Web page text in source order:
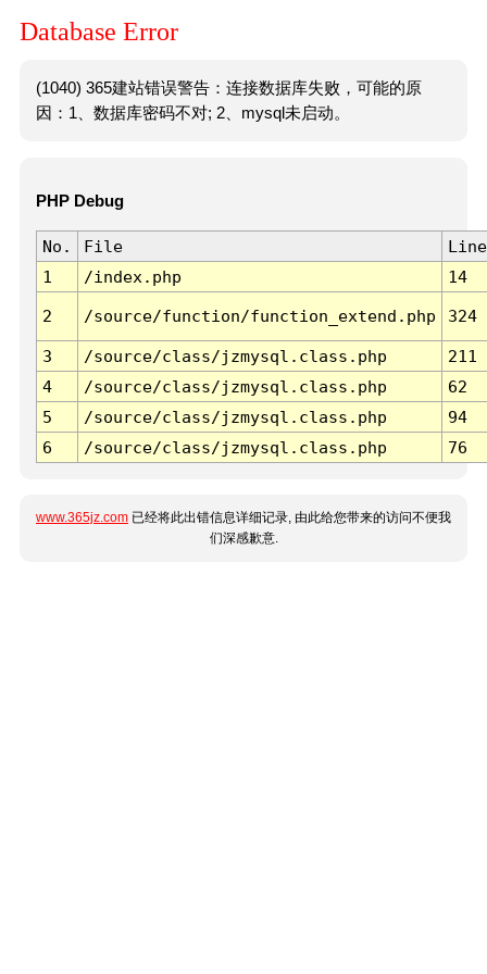
Database Error
(1040) 365建站错误警告：连接数据库失败，可能的原
因：1、数据库密码不对; 2、mysql未启动。
PHP Debug
No. File
Line
1
/index.php 14
2 /source/function/function_extend.php 324
3 /source/class/jzmysql.class.php
211
4
/source/class/jzmysql.class.php
62
5
/source/class/jzmysql.class.php
94
6
/source/class/jzmysql.class.php 76
www.365jz.com 已经将此出错信息详细记录, 由此给您带来的访问不便我
们深感歉意.